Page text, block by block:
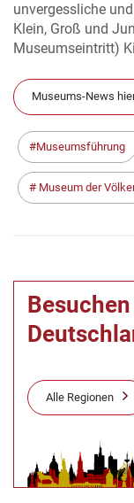
unvergessliche
Klein, Groß und
Museumseintritt)
Museums-News
Museumsführung
Museum der
Alle Regionen